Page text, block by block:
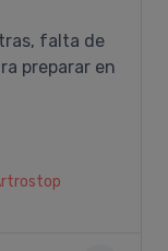
falta de
preparar en